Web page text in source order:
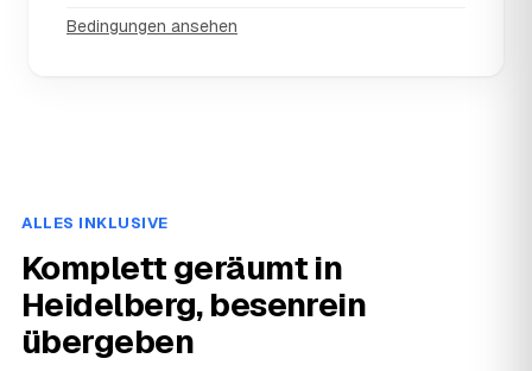
Bedingungen ansehen
ALLES INKLUSIVE
Komplett geräumt in
Heidelberg, besenrein
übergeben